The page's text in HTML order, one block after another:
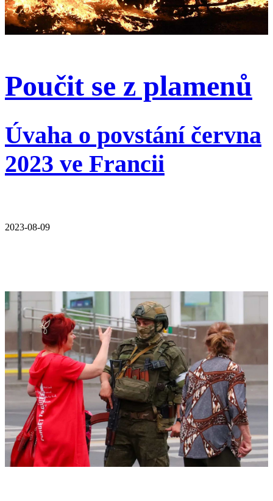
Poučit se z plamenů
Úvaha o povstání června
2023 ve Francii
2023-08-09